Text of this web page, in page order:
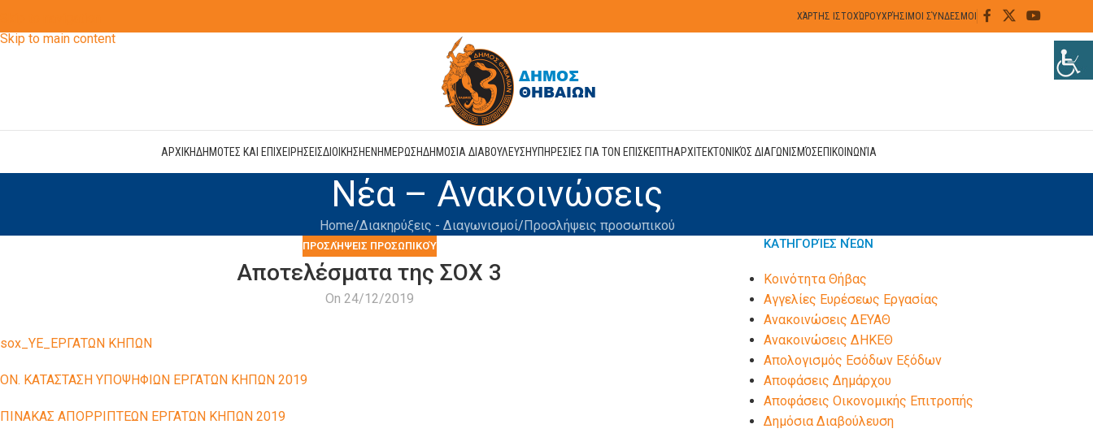
Skip to main content
ΧΆΡΤΗΣ ΙΣΤΟΧΏΡΟΥΧΡΉΣΙΜΟΙ ΣΎΝΔΕΣΜΟΙ
ΑΡΧΙΚΗΔΗΜΟΤΕΣ ΚΑΙ ΕΠΙΧΕΙΡΗΣΕΙΣΔΙΟΙΚΗΣΗΕΝΗΜΕΡΩΣΗΔΗΜΟΣΙΑ ΔΙΑΒΟΥΛΕΥΣΗΥΠΗΡΕΣΙΕΣ ΓΙΑ ΤΟΝ ΕΠΙΣΚΕΠΤΗΑΡΧΙΤΕΚΤΟΝΙΚΌΣ ΔΙΑΓΩΝΙΣΜΌΣΕΠΙΚΟΙΝΩΝΊΑ
Νέα – Ανακοινώσεις
Home Διακηρύξεις - Διαγωνισμοί Προσλήψεις προσωπικού
ΠΡΟΣΛΉΨΕΙΣ ΠΡΟΣΩΠΙΚΟΎ
Αποτελέσματα της ΣΟΧ 3
On 24/12/2019
sox_YE_ΕΡΓΑΤΩΝ ΚΗΠΩΝ
ΟΝ. ΚΑΤΑΣΤΑΣΗ ΥΠΟΨΗΦΙΩΝ ΕΡΓΑΤΩΝ ΚΗΠΩΝ 2019
ΠΙΝΑΚΑΣ ΑΠΟΡΡΙΠΤΕΩΝ ΕΡΓΑΤΩΝ ΚΗΠΩΝ 2019
ΚΑΤΗΓΟΡΊΕΣ ΝΈΩΝ
Kοινότητα Θήβας
Αγγελίες Ευρέσεως Εργασίας
Ανακοινώσεις ΔΕΥΑΘ
Ανακοινώσεις ΔΗΚΕΘ
Απολογισμός Εσόδων Εξόδων
Αποφάσεις Δημάρχου
Αποφάσεις Οικονομικής Επιτροπής
Δημόσια Διαβούλευση